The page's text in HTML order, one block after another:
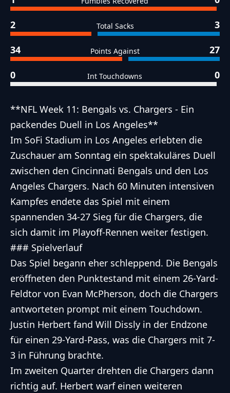
2 Total Sacks 3
34 Points Against 27
0 Int Touchdowns 0
**NFL Week 11: Bengals vs. Chargers - Ein
packendes Duell in Los Angeles**
Im SoFi Stadium in Los Angeles erlebten die
Zuschauer am Sonntag ein spektakuläres Duell
zwischen den Cincinnati Bengals und den Los
Angeles Chargers. Nach 60 Minuten intensiven
Kampfes endete das Spiel mit einem
spannenden 34-27 Sieg für die Chargers, die
sich damit im Playoff-Rennen weiter festigen.
### Spielverlauf
Das Spiel begann eher schleppend. Die Bengals
eröffneten den Punktestand mit einem 26-Yard-
Feldtor von Evan McPherson, doch die Chargers
antworteten prompt mit einem Touchdown.
Justin Herbert fand Will Dissly in der Endzone
für einen 29-Yard-Pass, was die Chargers mit 7-
3 in Führung brachte.
Im zweiten Quarter drehten die Chargers dann
richtig auf. Herbert warf einen weiteren